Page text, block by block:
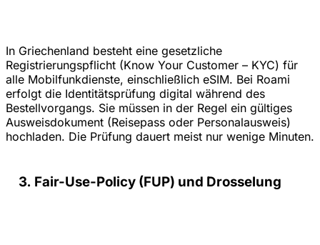
In Griechenland besteht eine gesetzliche
Registrierungspflicht (Know Your Customer – KYC) für
alle Mobilfunkdienste, einschließlich eSIM. Bei Roami
erfolgt die Identitätsprüfung digital während des
Bestellvorgangs. Sie müssen in der Regel ein gültiges
Ausweisdokument (Reisepass oder Personalausweis)
hochladen. Die Prüfung dauert meist nur wenige Minuten.
Fair-Use-Policy (FUP) und Drosselung